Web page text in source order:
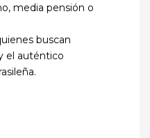
media pensión o
buscan
el auténtico